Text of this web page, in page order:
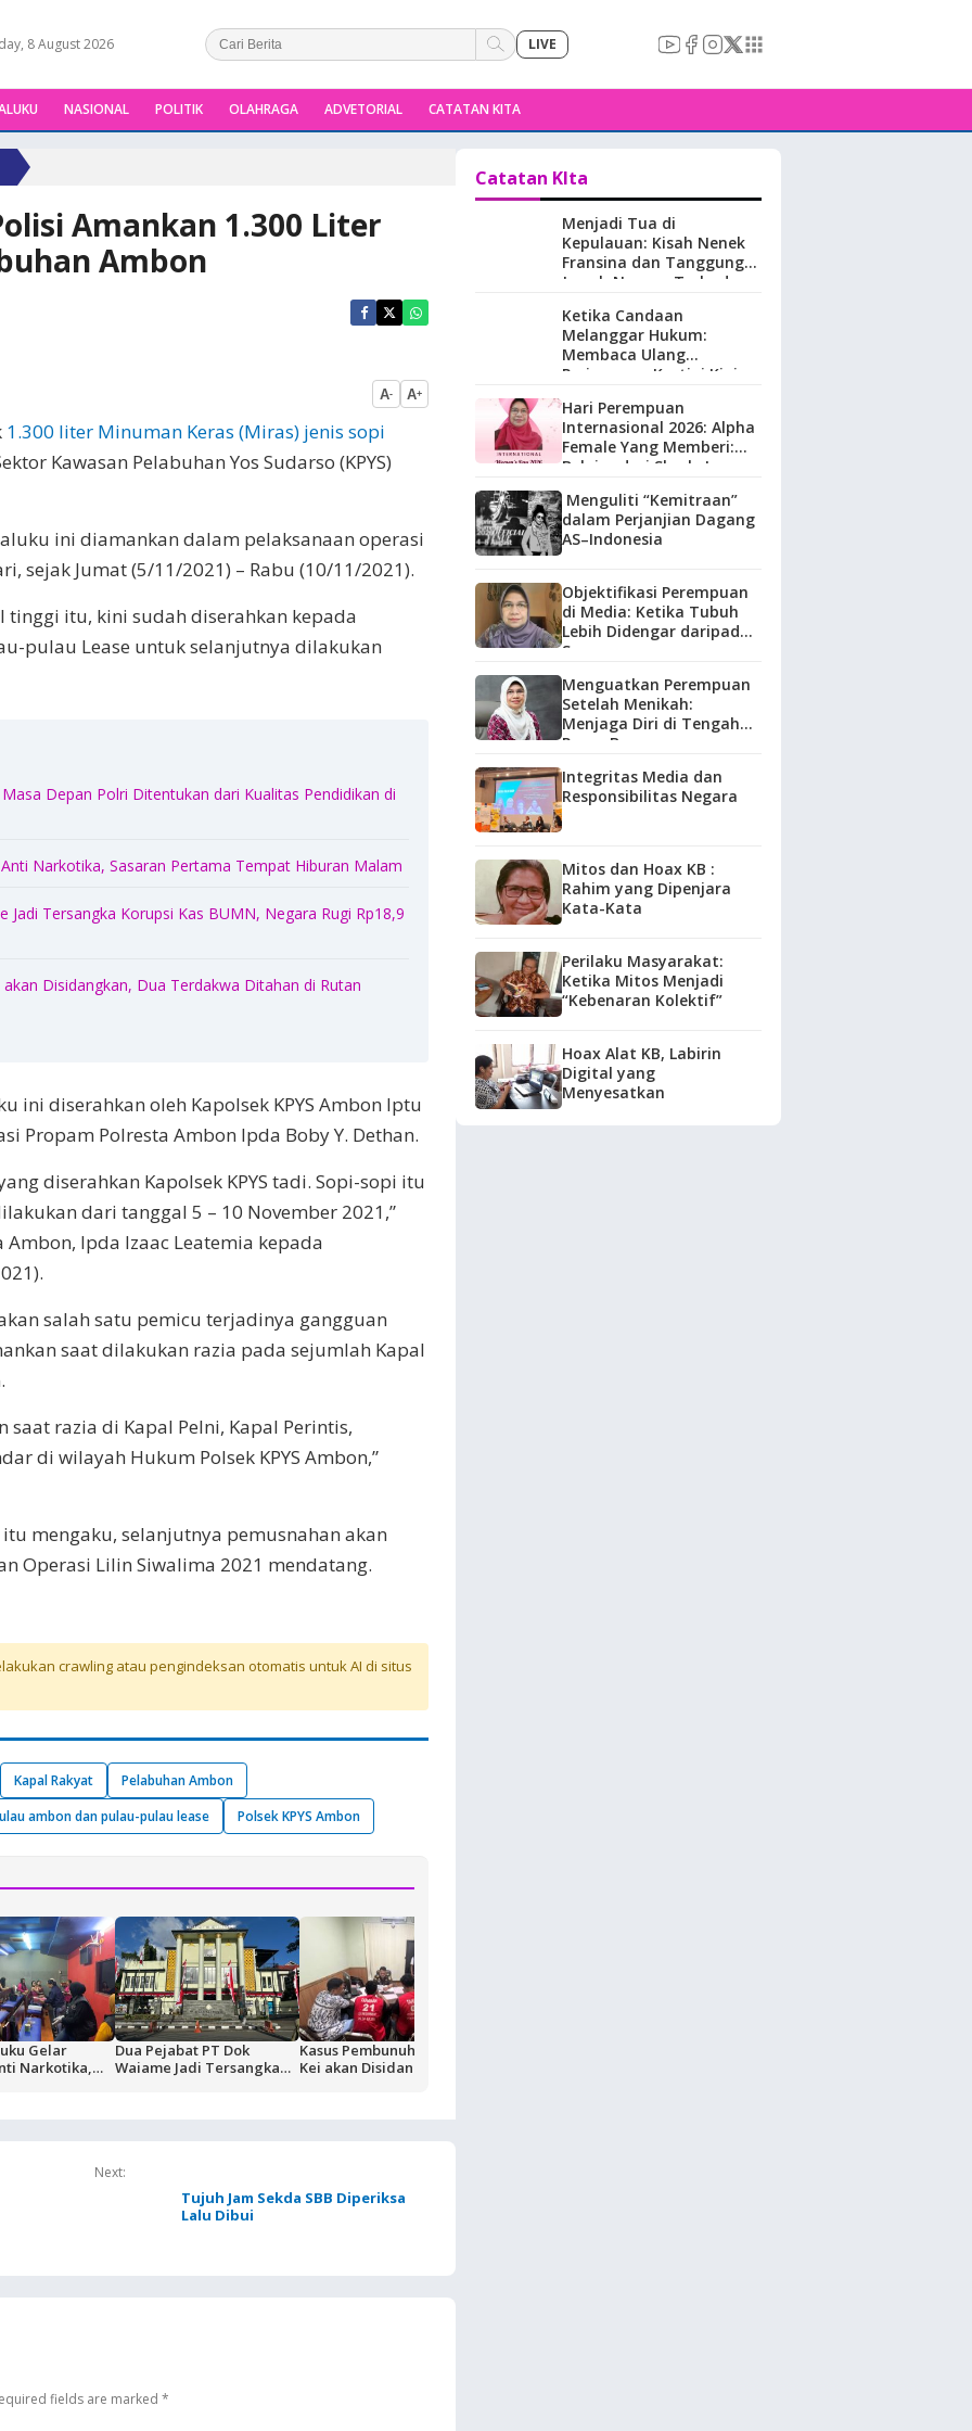
8 August 2026 LIVE
NASIONAL POLITIK OLAHRAGA ADVETORIAL CATATAN KITA
Amankan 1.300 Liter
Ambon
A- A+
1.300 liter Minuman Keras (Miras) jenis sopi
Kawasan Pelabuhan Yos Sudarso (KPYS)
ini diamankan dalam pelaksanaan operasi
sejak Jumat (5/11/2021) – Rabu (10/11/2021).
itu, kini sudah diserahkan kepada
pulau Lease untuk selanjutnya dilakukan
Depan Polri Ditentukan dari Kualitas Pendidikan di
Narkotika, Sasaran Pertama Tempat Hiburan Malam
Jadi Tersangka Korupsi Kas BUMN, Negara Rugi Rp18,9
Disidangkan, Dua Terdakwa Ditahan di Rutan
ini diserahkan oleh Kapolsek KPYS Ambon Iptu
Propam Polresta Ambon Ipda Boby Y. Dethan.
diserahkan Kapolsek KPYS tadi. Sopi-sopi itu
dari tanggal 5 – 10 November 2021,”
Ipda Izaac Leatemia kepada
salah satu pemicu terjadinya gangguan
saat dilakukan razia pada sejumlah Kapal
razia di Kapal Pelni, Kapal Perintis,
di wilayah Hukum Polsek KPYS Ambon,”
mengaku, selanjutnya pemusnahan akan
Operasi Lilin Siwalima 2021 mendatang.
crawling atau pengindeksan otomatis untuk AI di situs
Kapal Rakyat
Pelabuhan Ambon
ambon dan pulau-pulau lease
Polsek KPYS Ambon
Gelar
Narkotika,
Dua Pejabat PT Dok
Waiame Jadi Tersangka
Kasus Pembunuhan Nus
Kei akan Disidangkan, Dua
Next:
Tujuh Jam Sekda SBB Diperiksa
Lalu Dibui
fields are marked *
Catatan KIta
Menjadi Tua di
Kepulauan: Kisah Nenek
Fransina dan Tanggung
Jawab Negara Terhadap
Maluku.
Ketika Candaan
Melanggar Hukum:
Membaca Ulang
Perjuangan Kartini Kini
Hari Perempuan
Internasional 2026: Alpha
Female Yang Memberi:
Belajar dari Sherly Laos
Menguliti “Kemitraan”
dalam Perjanjian Dagang
AS–Indonesia
Objektifikasi Perempuan
di Media: Ketika Tubuh
Lebih Didengar daripada
Suara
Menguatkan Perempuan
Setelah Menikah:
Menjaga Diri di Tengah
Peran Baru
Integritas Media dan
Responsibilitas Negara
Mitos dan Hoax KB :
Rahim yang Dipenjara
Kata-Kata
Perilaku Masyarakat:
Ketika Mitos Menjadi
“Kebenaran Kolektif”
Hoax Alat KB, Labirin
Digital yang
Menyesatkan